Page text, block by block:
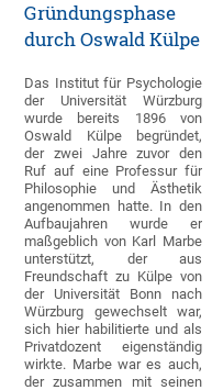
Gründungsphase
durch Oswald Külpe
Das Institut für Psychologie
der Universität Würzburg
wurde bereits 1896 von
Oswald Külpe begründet,
der zwei Jahre zuvor den
Ruf auf eine Professur für
Philosophie und Ästhetik
angenommen hatte. In den
Aufbaujahren wurde er
maßgeblich von Karl Marbe
unterstützt, der aus
Freundschaft zu Külpe von
der Universität Bonn nach
Würzburg gewechselt war,
sich hier habilitierte und als
Privatdozent eigenständig
wirkte. Marbe war es auch,
der zusammen mit seinen